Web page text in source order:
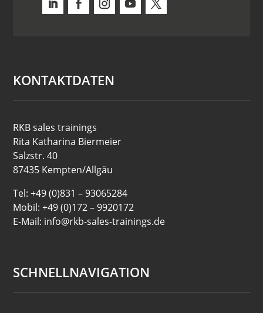
KONTAKTDATEN
RKB sales trainings
Rita Katharina Biermeier
Salzstr. 40
87435 Kempten/Allgäu
Tel: +49 (0)831 – 93065284
Mobil: +49 (0)172 – 9920172
E-Mail: info@rkb-sales-trainings.de
SCHNELLNAVIGATION